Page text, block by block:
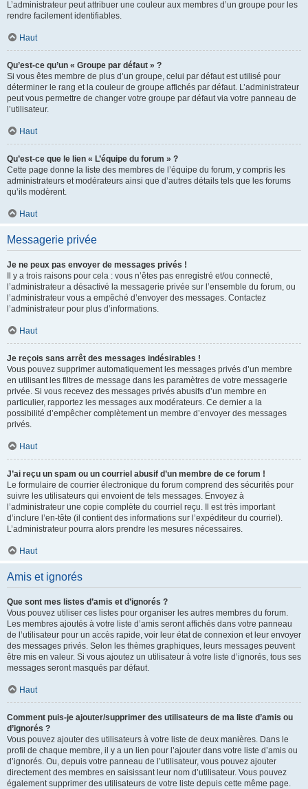
L’administrateur peut attribuer une couleur aux membres d’un groupe pour les
rendre facilement identifiables.
Haut
Qu’est-ce qu’un « Groupe par défaut » ?
Si vous êtes membre de plus d’un groupe, celui par défaut est utilisé pour
déterminer le rang et la couleur de groupe affichés par défaut. L’administrateur
peut vous permettre de changer votre groupe par défaut via votre panneau de
l’utilisateur.
Haut
Qu’est-ce que le lien « L’équipe du forum » ?
Cette page donne la liste des membres de l’équipe du forum, y compris les
administrateurs et modérateurs ainsi que d’autres détails tels que les forums
qu’ils modèrent.
Haut
Messagerie privée
Je ne peux pas envoyer de messages privés !
Il y a trois raisons pour cela : vous n’êtes pas enregistré et/ou connecté,
l’administrateur a désactivé la messagerie privée sur l’ensemble du forum, ou
l’administrateur vous a empêché d’envoyer des messages. Contactez
l’administrateur pour plus d’informations.
Haut
Je reçois sans arrêt des messages indésirables !
Vous pouvez supprimer automatiquement les messages privés d’un membre
en utilisant les filtres de message dans les paramètres de votre messagerie
privée. Si vous recevez des messages privés abusifs d’un membre en
particulier, rapportez les messages aux modérateurs. Ce dernier a la
possibilité d’empêcher complètement un membre d’envoyer des messages
privés.
Haut
J’ai reçu un spam ou un courriel abusif d’un membre de ce forum !
Le formulaire de courrier électronique du forum comprend des sécurités pour
suivre les utilisateurs qui envoient de tels messages. Envoyez à
l’administrateur une copie complète du courriel reçu. Il est très important
d’inclure l’en-tête (il contient des informations sur l’expéditeur du courriel).
L’administrateur pourra alors prendre les mesures nécessaires.
Haut
Amis et ignorés
Que sont mes listes d’amis et d’ignorés ?
Vous pouvez utiliser ces listes pour organiser les autres membres du forum.
Les membres ajoutés à votre liste d’amis seront affichés dans votre panneau
de l’utilisateur pour un accès rapide, voir leur état de connexion et leur envoyer
des messages privés. Selon les thèmes graphiques, leurs messages peuvent
être mis en valeur. Si vous ajoutez un utilisateur à votre liste d’ignorés, tous ses
messages seront masqués par défaut.
Haut
Comment puis-je ajouter/supprimer des utilisateurs de ma liste d’amis ou
d’ignorés ?
Vous pouvez ajouter des utilisateurs à votre liste de deux manières. Dans le
profil de chaque membre, il y a un lien pour l’ajouter dans votre liste d’amis ou
d’ignorés. Ou, depuis votre panneau de l’utilisateur, vous pouvez ajouter
directement des membres en saisissant leur nom d’utilisateur. Vous pouvez
également supprimer des utilisateurs de votre liste depuis cette même page.